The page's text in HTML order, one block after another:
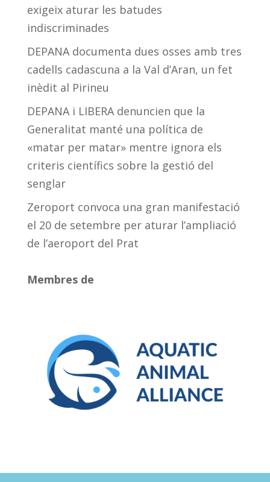
exigeix aturar les batudes
indiscriminades
DEPANA documenta dues osses amb tres
cadells cadascuna a la Val d’Aran, un fet
inèdit al Pirineu
DEPANA i LIBERA denuncien que la
Generalitat manté una política de
«matar per matar» mentre ignora els
criteris científics sobre la gestió del
senglar
Zeroport convoca una gran manifestació
el 20 de setembre per aturar l’ampliació
de l’aeroport del Prat
Membres de